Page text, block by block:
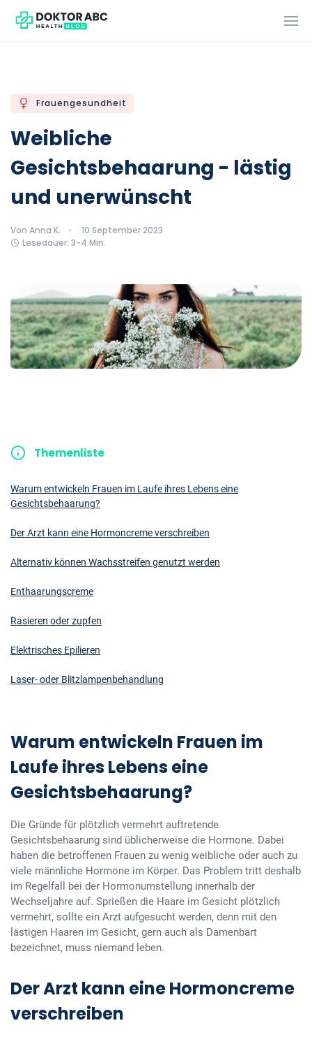
Frauengesundheit
Weibliche
Gesichtsbehaarung - lästig
und unerwünscht
Von Anna K.
10 September 2023
Lesedauer: 3-4 Min.
Themenliste
Warum entwickeln Frauen im Laufe ihres Lebens eine
Gesichtsbehaarung?
Der Arzt kann eine Hormoncreme verschreiben
Alternativ können Wachsstreifen genutzt werden
Enthaarungscreme
Rasieren oder zupfen
Elektrisches Epilieren
Laser- oder Blitzlampenbehandlung
Warum entwickeln Frauen im
Laufe ihres Lebens eine
Gesichtsbehaarung?
Die Gründe für plötzlich vermehrt auftretende
Gesichtsbehaarung sind üblicherweise die Hormone. Dabei
haben die betroffenen Frauen zu wenig weibliche oder auch zu
viele männliche Hormone im Körper. Das Problem tritt deshalb
im Regelfall bei der Hormonumstellung innerhalb der
Wechseljahre auf. Sprießen die Haare im Gesicht plötzlich
vermehrt, sollte ein Arzt aufgesucht werden, denn mit den
lästigen Haaren im Gesicht, gern auch als Damenbart
bezeichnet, muss niemand leben.
Der Arzt kann eine Hormoncreme
verschreiben